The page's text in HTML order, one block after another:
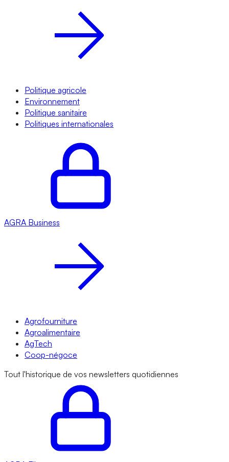
Politique agricole
Environnement
Politique sanitaire
Politiques internationales
AGRA Business
Agrofourniture
Agroalimentaire
AgTech
Coop-négoce
Tout l'historique de vos newsletters quotidiennes